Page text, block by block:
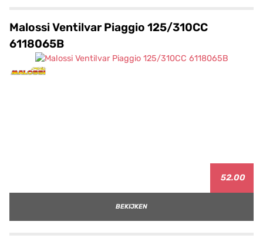
Malossi Ventilvar Piaggio 125/310CC
6118065B
52.00
BEKIJKEN